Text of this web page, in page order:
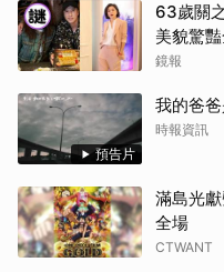
63歲關
美貌驚
鏡報
預告片
我的爸
時報資訊
滿島光
全場
CTWANT